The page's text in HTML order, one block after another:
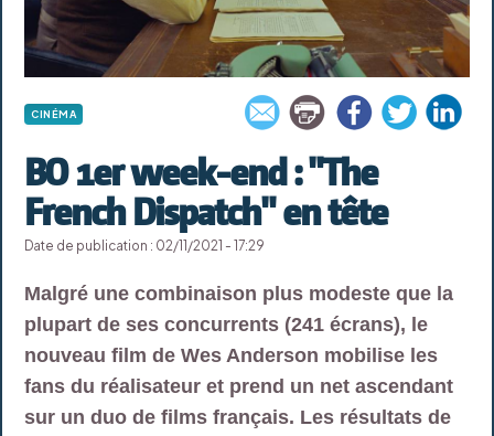
CINÉMA
BO 1er week-end : "The
French Dispatch" en tête
Date de publication : 02/11/2021 - 17:29
Malgré une combinaison plus modeste que la
plupart de ses concurrents (241 écrans), le
nouveau film de Wes Anderson mobilise les
fans du réalisateur et prend un net ascendant
sur un duo de films français. Les résultats de